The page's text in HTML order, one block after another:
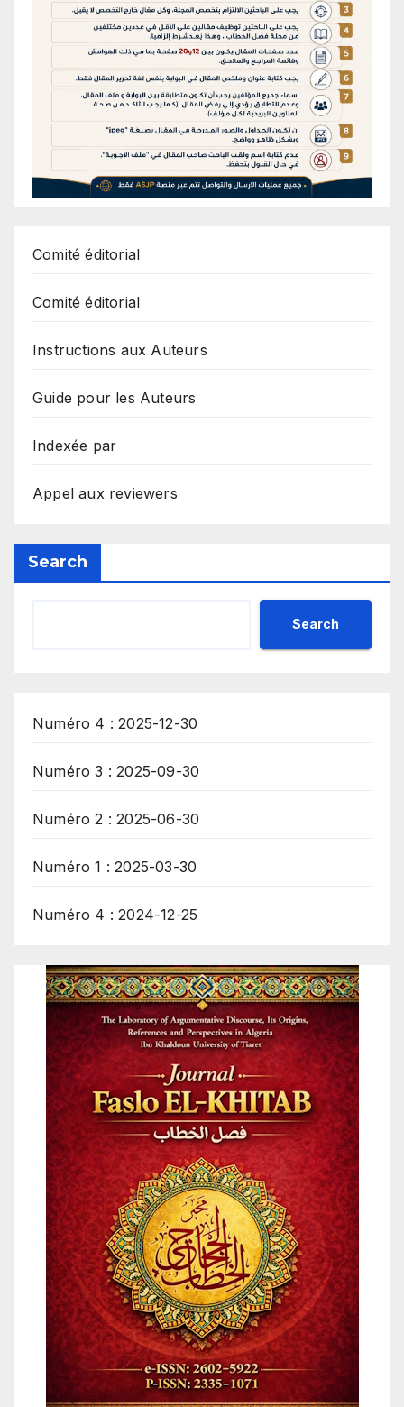
Comité éditorial
Comité éditorial
Instructions aux Auteurs
Guide pour les Auteurs
Indexée par
Appel aux reviewers
Search
Search
Numéro 4 : 2025-12-30
Numéro 3 : 2025-09-30
Numéro 2 : 2025-06-30
Numéro 1 : 2025-03-30
Numéro 4 : 2024-12-25